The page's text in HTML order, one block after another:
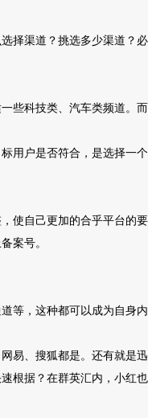
择渠道？挑选多少渠道？
科技类、汽车类频道。
户是否符合，是选择一个
自己更加的合乎平台的
案号。
等，这种都可以成为自身内
、搜狐都是。还有就是
据？在群英汇内，小红